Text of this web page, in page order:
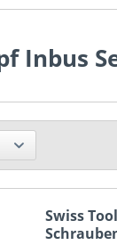
Inbus
Swiss